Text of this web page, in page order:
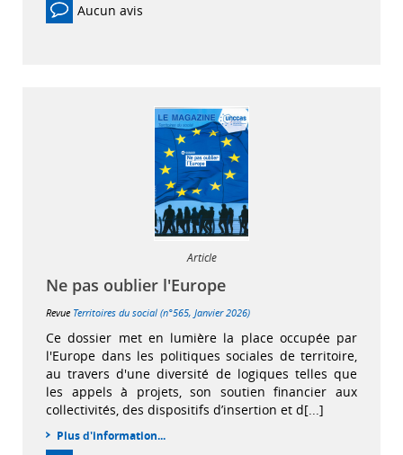
Aucun avis
Article
Ne pas oublier l'Europe
Revue Territoires du social (n°565, Janvier 2026)
Ce dossier met en lumière la place occupée par
l'Europe dans les politiques sociales de territoire,
au travers d'une diversité de logiques telles que
les appels à projets, son soutien financier aux
collectivités, des dispositifs d’insertion et d[...]
Plus d'information...